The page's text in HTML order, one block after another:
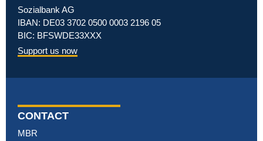
Sozialbank AG
IBAN: DE03 3702 0500 0003 2196 05
BIC: BFSWDE33XXX
Support us now
CONTACT
MBR